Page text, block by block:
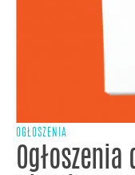
OGŁOSZENIA
Ogłoszenia